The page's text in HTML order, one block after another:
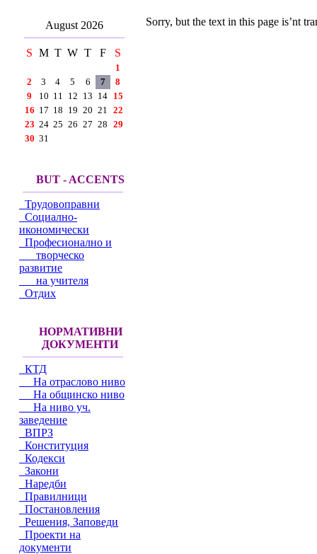
August 2026
S M T W T F S
1
2
3 4 5 6 7
8
9
10 11 12 13 14 15
16 17 18 19 20 21 22
23 24 25 26 27 28 29
30 31
BUT - ACCENTS
Трудовоправни
Социално-
икономически
Професионално и
творческо
развитие
на учителя
Отдих
НОРМАТИВНИ
ДОКУМЕНТИ
КТД
На отраслово ниво
На общинско ниво
На ниво уч.
заведение
ВПРЗ
Конституция
Кодекси
Закони
Наредби
Правилници
Постановления
Решения, Заповеди
Проекти на
документи
Sorry, but the text in this page is’nt